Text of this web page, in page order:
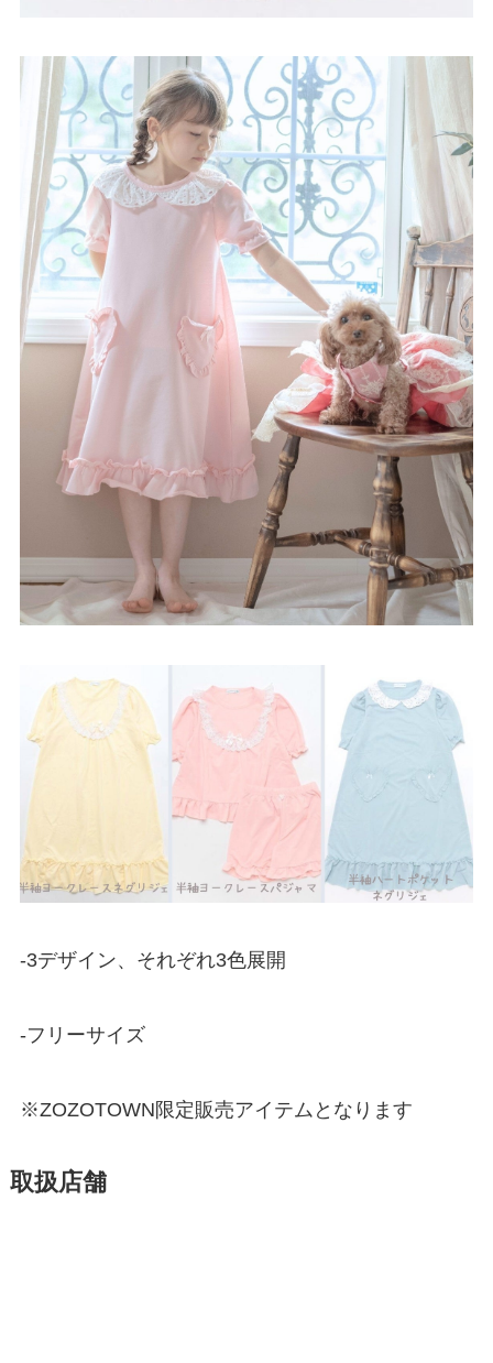
-3デザイン、それぞれ3色展開
-フリーサイズ
※ZOZOTOWN限定販売アイテムとなります
取扱店舗